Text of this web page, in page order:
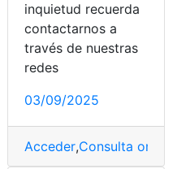
Requisitos, Tercera
inquietud recuerda
contactarnos a
través de nuestras
redes
03/09/2025
Acceder,Consulta online